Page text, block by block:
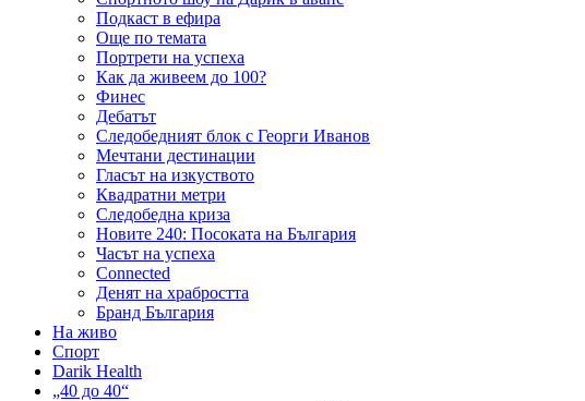
Подкаст в ефира
Още по темата
Портрети на успеха
Как да живеем до 100?
Финес
Дебатът
Следобедният блок с Георги Иванов
Мечтани дестинации
Гласът на изкуството
Квадратни метри
Следобедна криза
Новите 240: Посоката на България
Часът на успеха
Connected
Денят на храбростта
Бранд България
На живо
Спорт
Darik Health
„40 до 40“